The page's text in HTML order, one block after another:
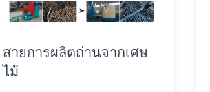
สายการผลิตถ่านจากเศษ
ไม้